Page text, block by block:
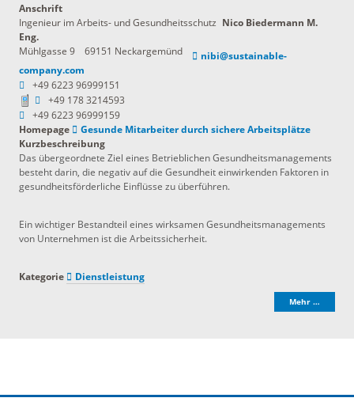
Anschrift
Ingenieur im Arbeits- und Gesundheitsschutz Nico Biedermann M.
Eng.
Mühlgasse 9
69151 Neckargemünd
nibi@sustainable-
company.com
+49 6223 96999151
+49 178 3214593
+49 6223 96999159
Homepage
Gesunde Mitarbeiter durch sichere Arbeitsplätze
Kurzbeschreibung
Das übergeordnete Ziel eines Betrieblichen Gesundheitsmanagements
besteht darin, die negativ auf die Gesundheit einwirkenden Faktoren in
gesundheitsförderliche Einflüsse zu überführen.
Ein wichtiger Bestandteil eines wirksamen Gesundheitsmanagements
von Unternehmen ist die Arbeitssicherheit.
Kategorie Dienstleistung
Mehr …